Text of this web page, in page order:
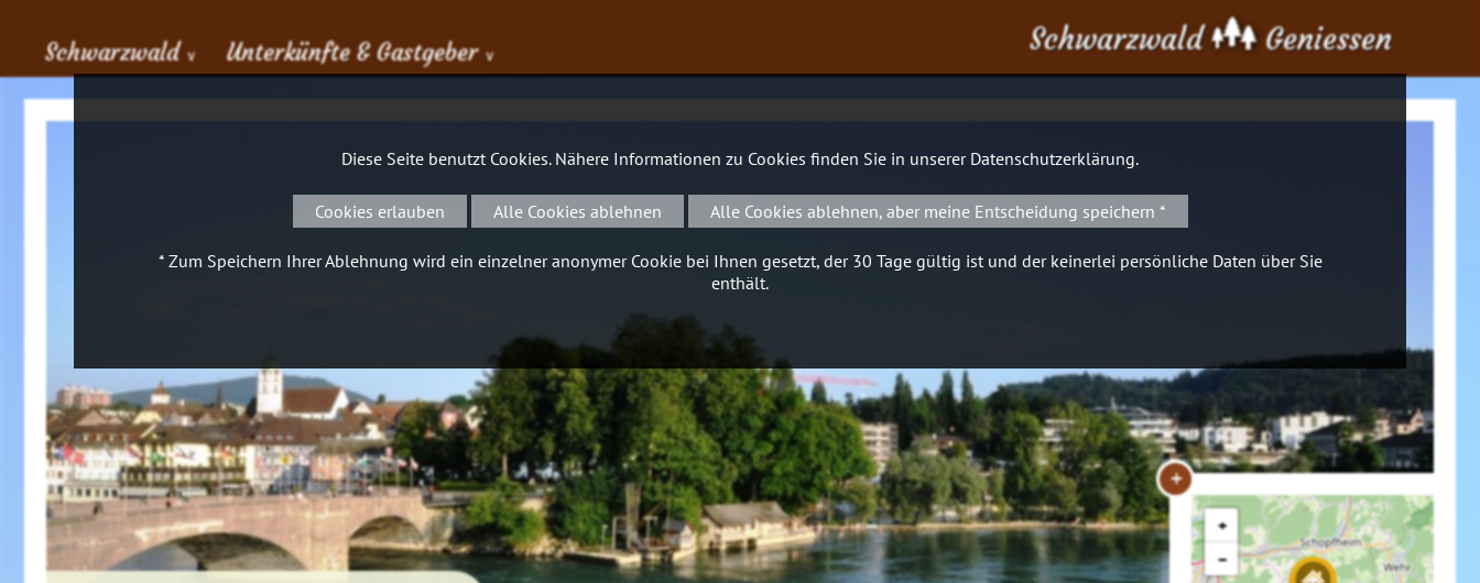
Schwarzwald ∨ Unterkünfte & Gastgeber ∨ Schwarzwald Geniessen
+
+
−
Diese Seite benutzt Cookies. Nähere Informationen zu Cookies finden Sie in unserer Datenschutzerklärung.
Cookies erlauben Alle Cookies ablehnen Alle Cookies ablehnen, aber meine Entscheidung speichern *
* Zum Speichern Ihrer Ablehnung wird ein einzelner anonymer Cookie bei Ihnen gesetzt, der 30 Tage gültig ist und der keinerlei persönliche Daten über Sie
enthält.